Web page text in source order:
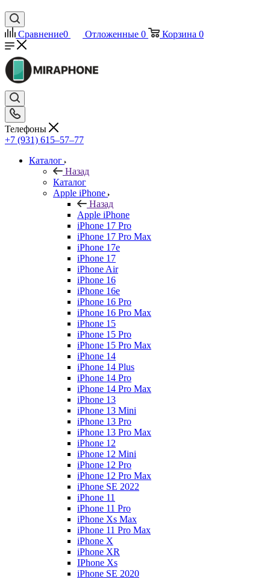
Сравнение0 Отложенные 0 Корзина 0
Телефоны
+7 (931) 615‒57‒77
Каталог
Назад
Каталог
Apple iPhone
Назад
Apple iPhone
iPhone 17 Pro
iPhone 17 Pro Max
iPhone 17e
iPhone 17
iPhone Air
iPhone 16
iPhone 16e
iPhone 16 Pro
iPhone 16 Pro Max
iPhone 15
iPhone 15 Pro
iPhone 15 Pro Max
iPhone 14
iPhone 14 Plus
iPhone 14 Pro
iPhone 14 Pro Max
iPhone 13
iPhone 13 Mini
iPhone 13 Pro
iPhone 13 Pro Max
iPhone 12
iPhone 12 Mini
iPhone 12 Pro
iPhone 12 Pro Max
iPhone SE 2022
iPhone 11
iPhone 11 Pro
iPhone Xs Max
iPhone 11 Pro Max
iPhone X
iPhone XR
IPhone Xs
iPhone SE 2020